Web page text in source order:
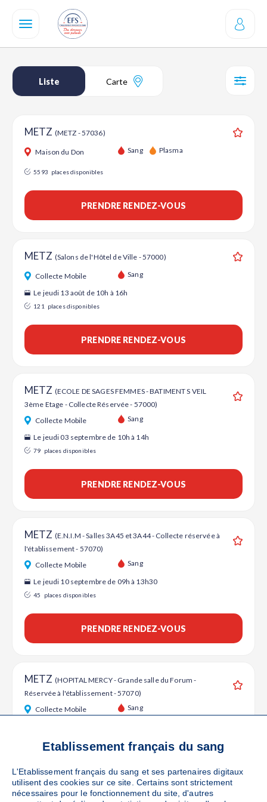
contenu
Liste Carte
METZ (METZ - 57036)
Maison du Don Sang Plasma
5593 places disponibles
PRENDRE RENDEZ-VOUS
METZ (Salons de l'Hôtel de Ville - 57000)
Collecte Mobile Sang
Le jeudi 13 août de 10h à 16h
121 places disponibles
PRENDRE RENDEZ-VOUS
METZ (ECOLE DE SAGES FEMMES - BATIMENT S VEIL
3ème Etage - Collecte Réservée - 57000)
Collecte Mobile Sang
Le jeudi 03 septembre de 10h à 14h
79 places disponibles
PRENDRE RENDEZ-VOUS
METZ (E.N.I.M - Salles 3A45 et 3A44 - Collecte réservée à
l'établissement - 57070)
Collecte Mobile Sang
Le jeudi 10 septembre de 09h à 13h30
45 places disponibles
PRENDRE RENDEZ-VOUS
METZ (HOPITAL MERCY - Grande salle du Forum -
Réservée à l'établissement - 57070)
Collecte Mobile Sang
PRENDRE RENDEZ-VOUS
Etablissement français du sang
L'Etablissement français du sang et ses partenaires digitaux
utilisent des cookies sur ce site. Certains sont strictement
nécessaires pour le fonctionnement du site, d'autres